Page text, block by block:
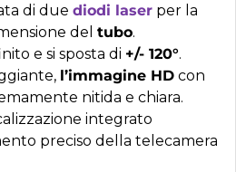
di due diodi laser per la
del tubo.
e si sposta di +/- 120°.
l’immagine HD con
nitida e chiara.
integrato
preciso della telecamera